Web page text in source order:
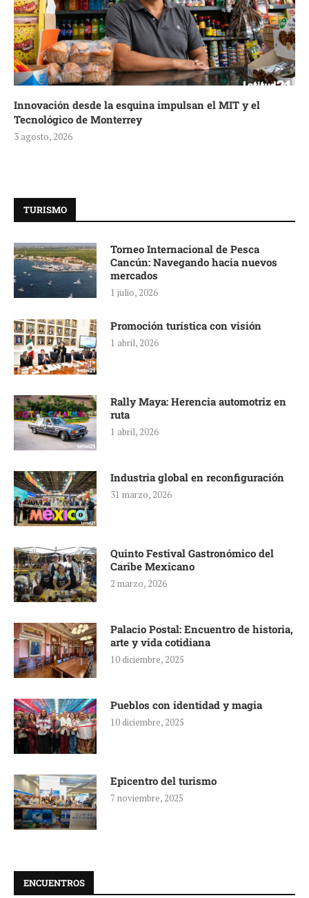
Innovación desde la esquina impulsan el MIT y el
Tecnológico de Monterrey
3 agosto, 2026
TURISMO
Torneo Internacional de Pesca
Cancún: Navegando hacia nuevos
mercados
1 julio, 2026
Promoción turística con visión
1 abril, 2026
Rally Maya: Herencia automotriz en
ruta
1 abril, 2026
Industria global en reconfiguración
31 marzo, 2026
Quinto Festival Gastronómico del
Caribe Mexicano
2 marzo, 2026
Palacio Postal: Encuentro de historia,
arte y vida cotidiana
10 diciembre, 2025
Pueblos con identidad y magia
10 diciembre, 2025
Epicentro del turismo
7 noviembre, 2025
ENCUENTROS